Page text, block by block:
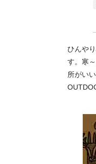
ひんや
す。寒
所がい